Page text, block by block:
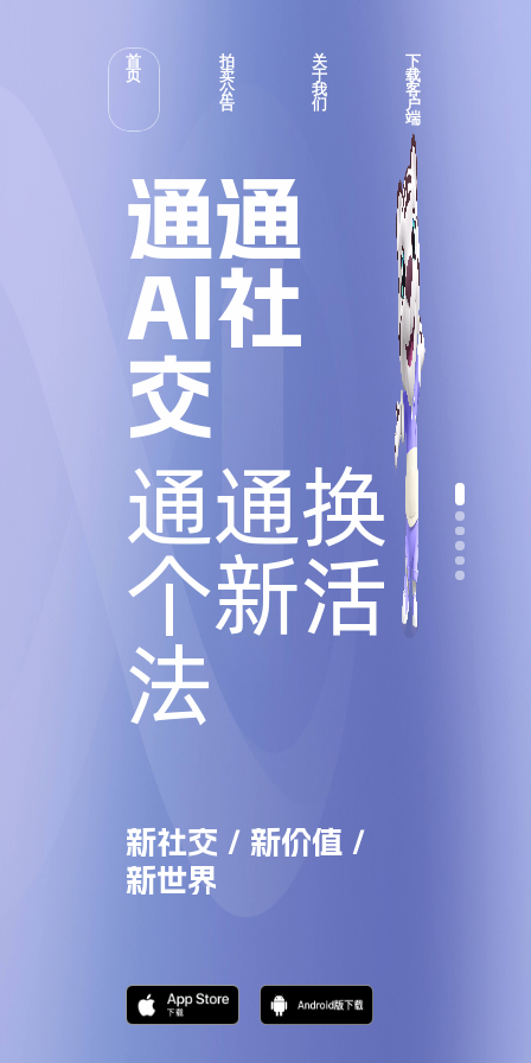
首
页
拍
卖
公
告
关
于
我
们
下
载
客
户
端
通通
AI社
交
通通换
个新活
法
新社交 / 新价值 /
新世界